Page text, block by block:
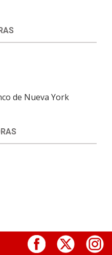
de Nueva York